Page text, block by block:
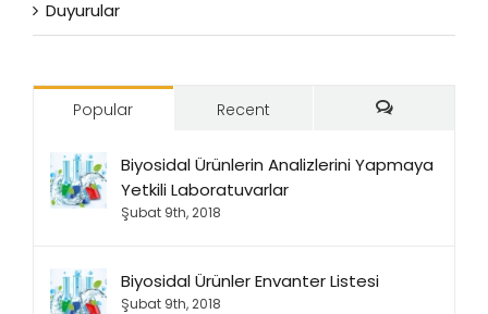
Duyurular
Popular
Recent
Biyosidal Ürünlerin Analizlerini Yapmaya
Yetkili Laboratuvarlar
Şubat 9th, 2018
Biyosidal Ürünler Envanter Listesi
Şubat 9th, 2018